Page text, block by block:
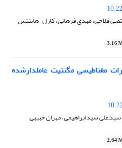
فلاحی، مهدی فرهانی، کارل-هاینتس
3.16
مغناطیسی مگنتیت عاملدارشده
سیدابراهیمی، مهران حبیبی
2.64